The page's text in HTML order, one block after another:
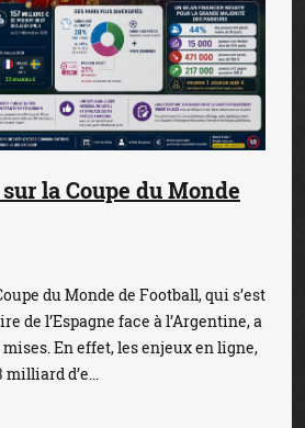
la Coupe du Monde
du Monde de Football, qui s’est
de l’Espagne face à l’Argentine, a
En effet, les enjeux en ligne,
d’e...